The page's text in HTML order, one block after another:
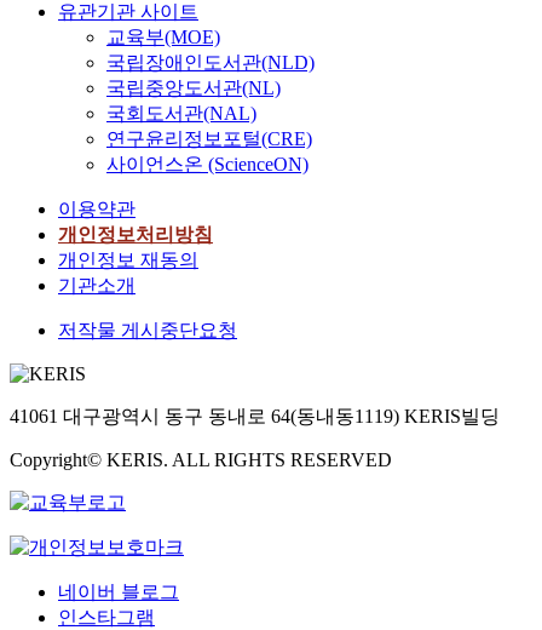
유관기관 사이트
교육부(MOE)
국립장애인도서관(NLD)
국립중앙도서관(NL)
국회도서관(NAL)
연구윤리정보포털(CRE)
사이언스온 (ScienceON)
이용약관
개인정보처리방침
개인정보 재동의
기관소개
저작물 게시중단요청
41061 대구광역시 동구 동내로 64(동내동1119) KERIS빌딩
Copyright© KERIS. ALL RIGHTS RESERVED
네이버 블로그
인스타그램